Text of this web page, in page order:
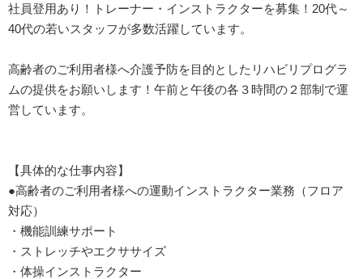
社員登用あり！トレーナー・インストラクターを募集！20代～
40代の若いスタッフが多数活躍しています。
高齢者のご利用者様へ介護予防を目的としたリハビリプログラ
ムの提供をお願いします！午前と午後の各３時間の２部制で運
営しています。
【具体的な仕事内容】
●高齢者のご利用者様への運動インストラクター業務（フロア
対応）
・機能訓練サポート
・ストレッチやエクササイズ
・体操インストラクター